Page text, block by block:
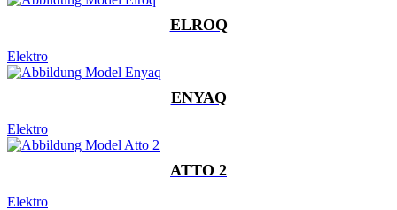
ELROQ
Elektro
ENYAQ
Elektro
ATTO 2
Elektro